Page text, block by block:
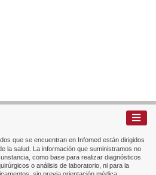
que se encuentran en Infomed están dirigidos
la salud. La información que suministramos no
como base para realizar diagnósticos
o análisis de laboratorio, ni para la
sin previa orientación médica.